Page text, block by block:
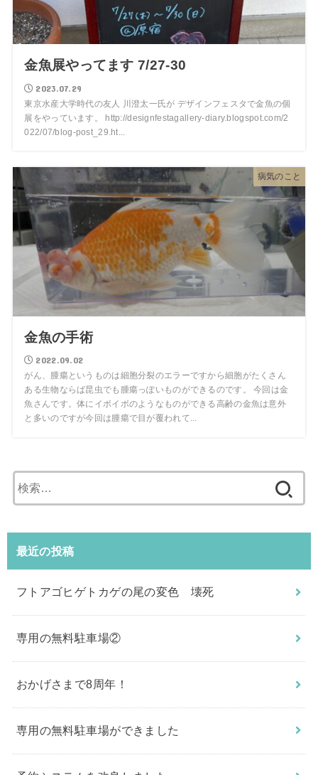
金魚展やってます 7/27-30
2023.07.29
東京水産大学時代の友人 川澄太一氏が デザインフェスタで金魚の個
展をやっています。 http://designfestagallery-diary.blogspot.com/2
022/07/blog-post_29.ht...
病気のこと
金魚の手術
2022.09.02
がん、腫瘍というものは細胞分裂のエラーですから細胞がたくさん
ある生物ならば昆虫でも腫瘍っぽいものができるのです。 今回は金
魚さんです。体にイボイボのようなものができる高齢の金魚は意外
と多いのですが今回は腫瘍で目が覆われて...
索:
最近の投稿
フトアゴヒゲトカゲの尾の変色 壊死
専用の無料駐車場②
おかげさまで8周年！
専用の無料駐車場ができました